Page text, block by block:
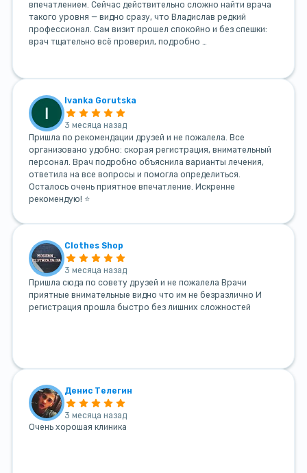
впечатлением. Сейчас действительно сложно найти врача
такого уровня — видно сразу, что Владислав редкий
профессионал. Сам визит прошел спокойно и без спешки:
врач тщательно всё проверил, подробно …
Ivanka Gorutska
3 месяца назад
Пришла по рекомендации друзей и не пожалела. Все
организовано удобно: скорая регистрация, внимательный
персонал. Врач подробно объяснила варианты лечения,
ответила на все вопросы и помогла определиться.
Осталось очень приятное впечатление. Искренне
рекомендую! ⭐
Clothes Shop
3 месяца назад
Пришла сюда по совету друзей и не пожалела Врачи
приятные внимательные видно что им не безразлично И
регистрация прошла быстро без лишних сложностей
Денис Телегин
3 месяца назад
Очень хорошая клиника